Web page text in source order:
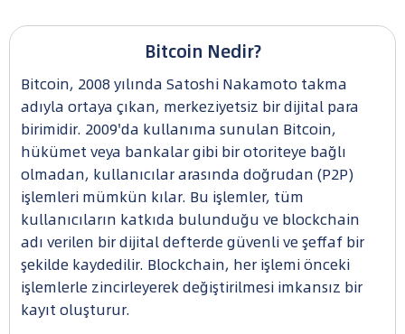
Bitcoin Nedir?
Bitcoin, 2008 yılında Satoshi Nakamoto takma
adıyla ortaya çıkan, merkeziyetsiz bir dijital para
birimidir. 2009'da kullanıma sunulan Bitcoin,
hükümet veya bankalar gibi bir otoriteye bağlı
olmadan, kullanıcılar arasında doğrudan (P2P)
işlemleri mümkün kılar. Bu işlemler, tüm
kullanıcıların katkıda bulunduğu ve blockchain
adı verilen bir dijital defterde güvenli ve şeffaf bir
şekilde kaydedilir. Blockchain, her işlemi önceki
işlemlerle zincirleyerek değiştirilmesi imkansız bir
kayıt oluşturur.